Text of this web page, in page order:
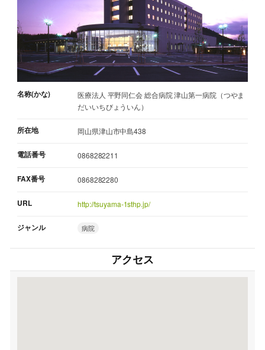
名称(かな)
医療法人 平野同仁会 総合病院 津山第一病院（つやま
だいいちびょういん）
所在地 岡山県津山市中島438
電話番号 0868282211
FAX番号 0868282280
URL http://tsuyama-1sthp.jp/
ジャンル 病院
アクセス